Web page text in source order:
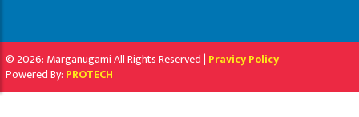
© 2026: Marganugami All Rights Reserved | Pravicy Policy
Powered By: PROTECH